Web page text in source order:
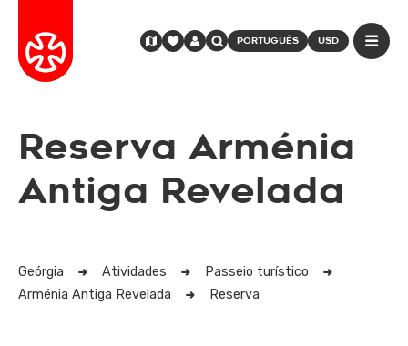
PORTUGUÊS USD
Reserva Arménia
Antiga Revelada
Geórgia Atividades
Passeio turístico
Arménia Antiga Revelada
Reserva